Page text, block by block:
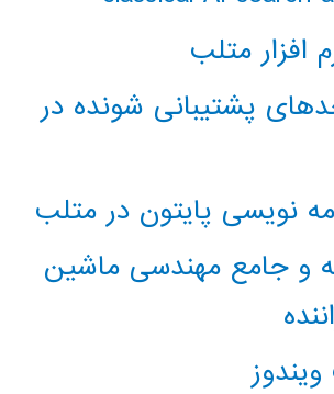
افزار متلب
پشتیبانی شونده در
نویسی پایتون در متلب
و جامع مهندسی ماشین